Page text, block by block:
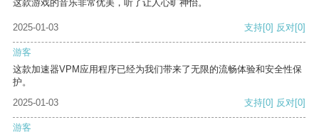
这款游戏的音乐非常优美，听了让人心旷神怡。
2025-01-03 支持[0] 反对[0]
游客
这款加速器VPM应用程序已经为我们带来了无限的流畅体验和安全性保
护。
2025-01-03
支持[0] 反对[0]
游客